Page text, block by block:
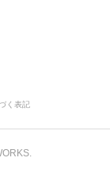
く表記
.